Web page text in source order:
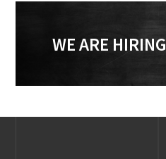
WE ARE HIRING